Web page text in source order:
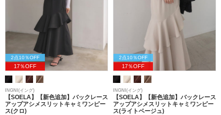
2点10％OFF
17％OFF
INGNI(イング)
【SOELA】【新色追加】バックレース
アップアシメスリットキャミワンピー
ス(クロ)
2点10％OFF
17％OFF
INGNI(イング)
【SOELA】【新色追加】バックレース
アップアシメスリットキャミワンピー
ス(ライトベージュ)